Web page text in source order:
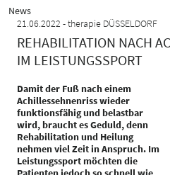
News
21.06.2022
therapie DÜSSELDORF
REHABILITATION NACH
IM LEISTUNGSSPORT
Damit der Fuß nach einem
Achillessehnenriss wieder
funktionsfähig und belastbar
wird, braucht es Geduld, denn
Rehabilitation und Heilung
nehmen viel Zeit in Anspruch. Im
Leistungssport möchten die